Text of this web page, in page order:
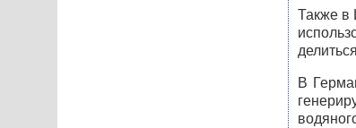
Также в
В